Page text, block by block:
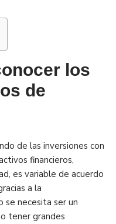
los
de
de las inversiones con
financieros,
es variable de acuerdo
a la
se necesita ser un
tener grandes